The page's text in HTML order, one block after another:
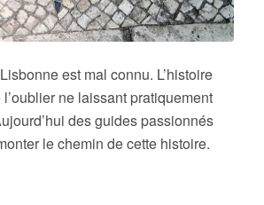
est mal connu. L’histoire
l’oublier ne laissant pratiquement
des guides passionnés
le chemin de cette histoire.